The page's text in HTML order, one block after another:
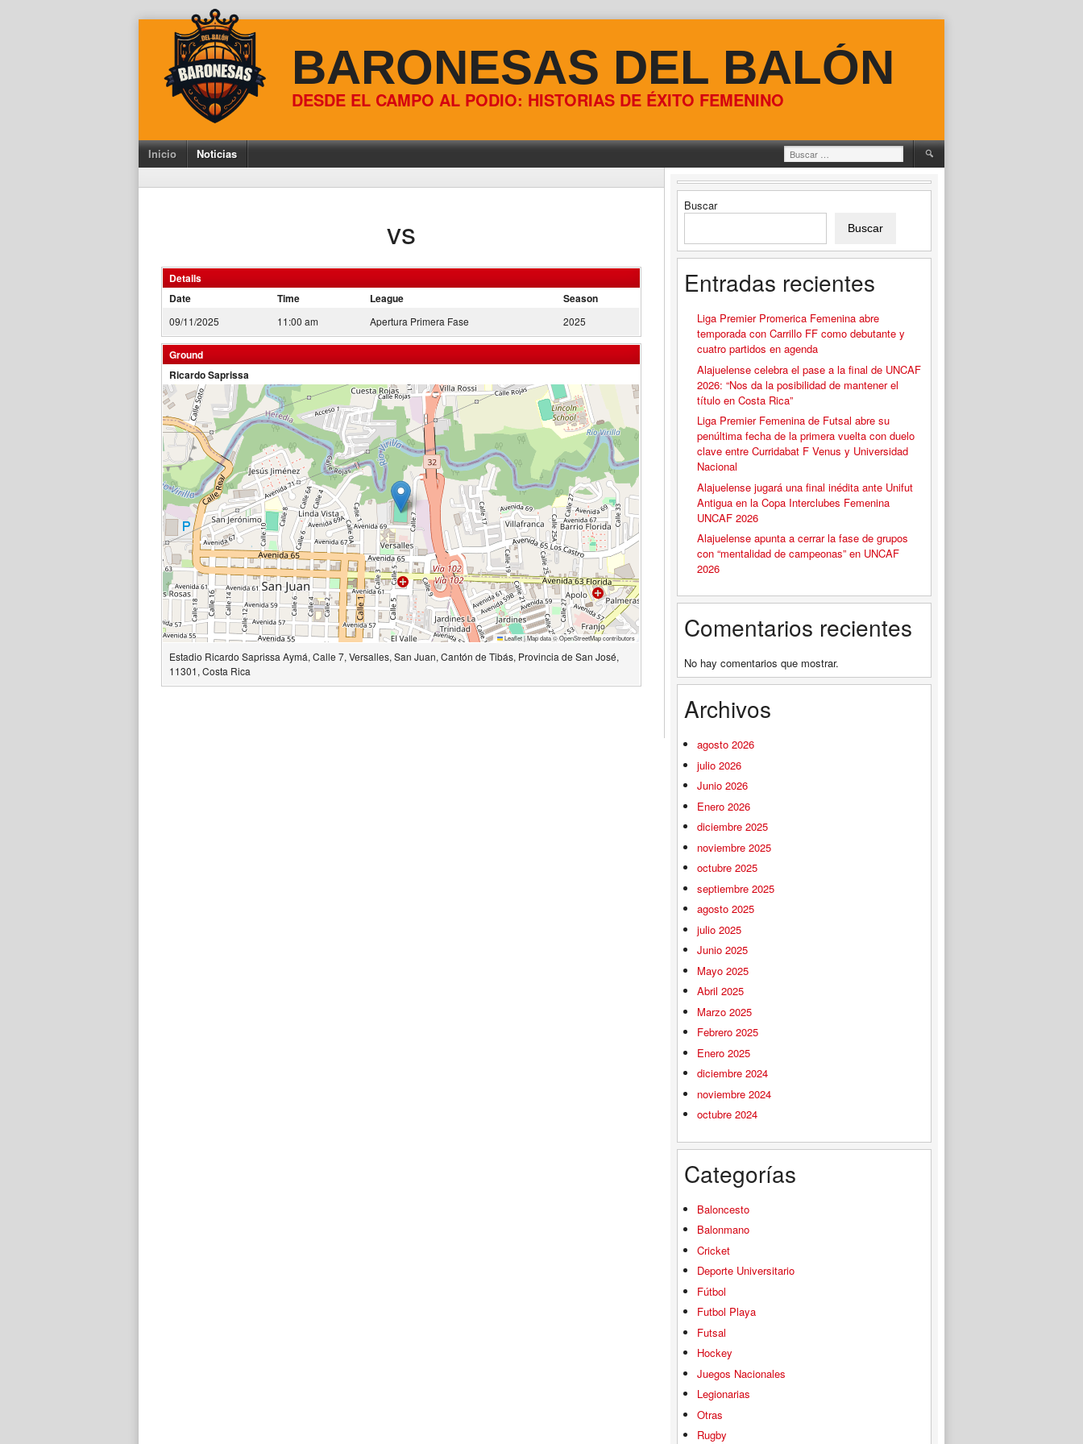
BARONESAS DEL BALÓN
DESDE EL CAMPO AL PODIO: HISTORIAS DE ÉXITO FEMENINO
Inicio Noticias Buscar:
vs
Details
Date
Time League Season
09/11/2025 11:00 am Apertura Primera Fase 2025
Ground
Ricardo Saprissa
Leaflet|Map data ©OpenStreetMapcontributors
Estadio Ricardo Saprissa Aymá, Calle 7, Versalles, San Juan, Cantón de Tibás, Provincia de San José,
11301, Costa Rica
Buscar
Buscar
Entradas recientes
Liga Premier Promerica Femenina abre
temporada con Carrillo FF como debutante y
cuatro partidos en agenda
Alajuelense celebra el pase a la final de UNCAF
2026: “Nos da la posibilidad de mantener el
título en Costa Rica”
Liga Premier Femenina de Futsal abre su
penúltima fecha de la primera vuelta con duelo
clave entre Curridabat F Venus y Universidad
Nacional
Alajuelense jugará una final inédita ante Unifut
Antigua en la Copa Interclubes Femenina
UNCAF 2026
Alajuelense apunta a cerrar la fase de grupos
con “mentalidad de campeonas” en UNCAF
2026
Comentarios recientes
No hay comentarios que mostrar.
Archivos
agosto 2026
julio 2026
Junio 2026
Enero 2026
diciembre 2025
noviembre 2025
octubre 2025
septiembre 2025
agosto 2025
julio 2025
Junio 2025
Mayo 2025
Abril 2025
Marzo 2025
Febrero 2025
Enero 2025
diciembre 2024
noviembre 2024
octubre 2024
Categorías
Baloncesto
Balonmano
Cricket
Deporte Universitario
Fútbol
Futbol Playa
Futsal
Hockey
Juegos Nacionales
Legionarias
Otras
Rugby